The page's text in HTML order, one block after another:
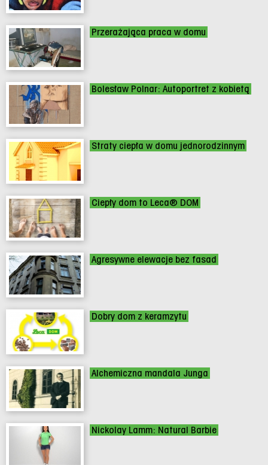
Przerażająca praca w domu
Bolesław Polnar: Autoportret z kobietą
Straty ciepła w domu jednorodzinnym
Ciepły dom to Leca® DOM
Agresywne elewacje bez fasad
Dobry dom z keramzytu
Alchemiczna mandala Junga
Nickolay Lamm: Natural Barbie